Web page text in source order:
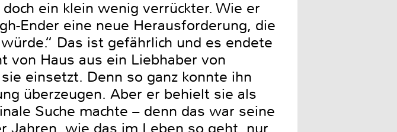
ein klein wenig verrückter. Wie er
Ender eine neue Herausforderung, die
Das ist gefährlich und es endete
von Haus aus ein Liebhaber von
einsetzt. Denn so ganz konnte ihn
überzeugen. Aber er behielt sie als
Suche machte – denn das war seine